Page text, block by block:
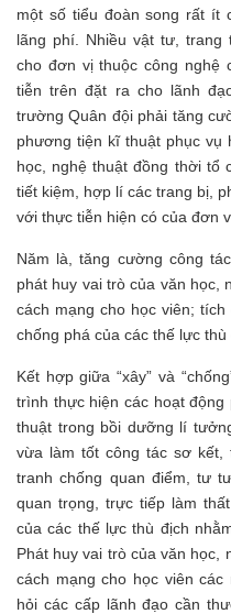
một số tiểu đoàn song rất ít
lãng phí. Nhiều vật tư, trang
cho đơn vị thuộc công
tiễn trên đặt ra cho lãnh
trường Quân đội phải tăng
phương tiện kĩ thuật phục vụ
học, nghệ thuật đồng thời tổ
tiết kiệm, hợp lí các trang bị,
với thực tiễn hiện có của đơn
Năm là, tăng cường công
phát huy vai trò của văn học,
cách mạng cho học viên;
chống phá của các thế lực thù
Kết hợp giữa “xây” và
trình thực hiện các hoạt
thuật trong bồi dưỡng lí
vừa làm tốt công tác sơ kết,
tranh chống quan điểm, tư
quan trọng, trực tiếp làm
của các thế lực thù địch
Phát huy vai trò của văn
cách mạng cho học viên
hỏi các cấp lãnh đạo cần